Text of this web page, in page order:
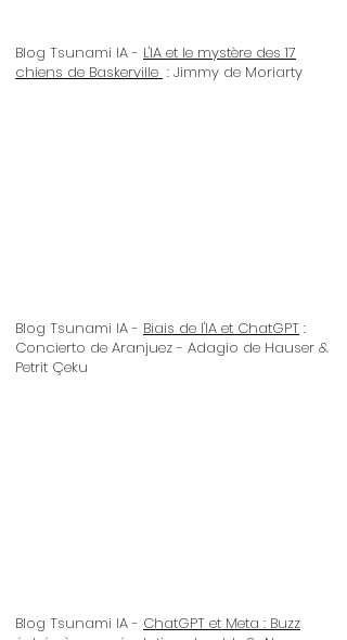
Blog Tsunami IA - L'IA et le mystère des 17
chiens de Baskerville : Jimmy de Moriarty
Blog Tsunami IA - Biais de l'IA et ChatGPT :
Concierto de Aranjuez - Adagio de Hauser &
Petrit Çeku
Blog Tsunami IA - ChatGPT et Meta : Buzz